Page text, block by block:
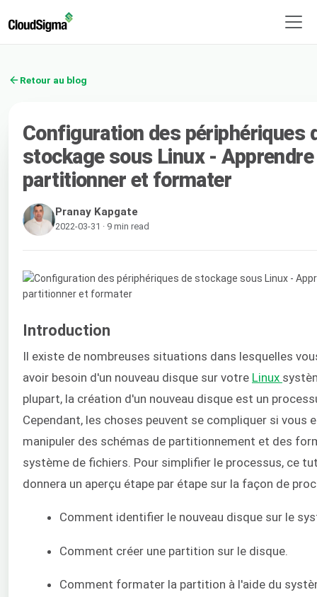
Retour au blog
Configuration des périphériques
stockage sous Linux - Apprendre
partitionner et formater
Pranay Kapgate
2022-03-31 · 9 min read
Introduction
Il existe de nombreuses situations dans lesquelles
avoir besoin d'un nouveau disque sur votre Linux
plupart, la création d'un nouveau disque est un
Cependant, les choses peuvent se compliquer si vous
manipuler des schémas de partitionnement et des
système de fichiers. Pour simplifier le processus, ce
donnera un aperçu étape par étape sur la façon de
Comment identifier le nouveau disque sur le
Comment créer une partition sur le disque.
Comment formater la partition à l'aide du